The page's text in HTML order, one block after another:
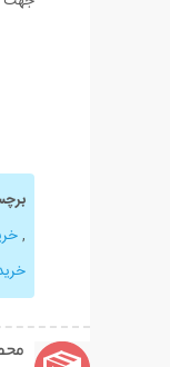
,